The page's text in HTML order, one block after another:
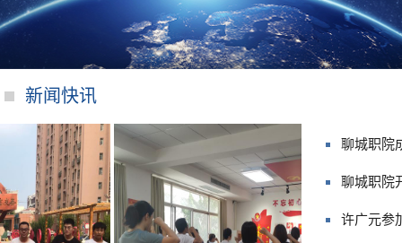
1
新闻快讯
聊城职院
聊城职院
许广元参